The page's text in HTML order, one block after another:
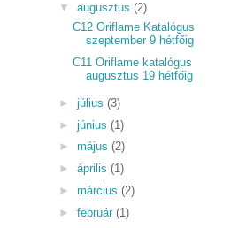
▼ augusztus (2)
C12 Oriflame Katalógus
szeptember 9 hétfőig
C11 Oriflame katalógus
augusztus 19 hétfőig
► július (3)
► június (1)
► május (2)
► április (1)
► március (2)
► február (1)